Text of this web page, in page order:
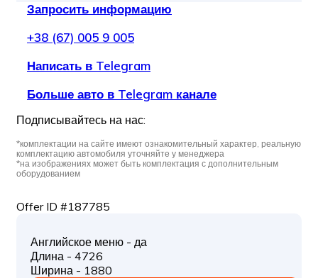
Запросить информацию
+38 (67) 005 9 005
Написать в Telegram
Больше авто в Telegram канале
Подписывайтесь на нас:
*комплектации на сайте имеют ознакомительный характер, реальную
комплектацию автомобиля уточняйте у менеджера
*на изображениях может быть комплектация с дополнительным
оборудованием
Offer ID #187785
Английское меню - да
Длина - 4726
Ширина - 1880